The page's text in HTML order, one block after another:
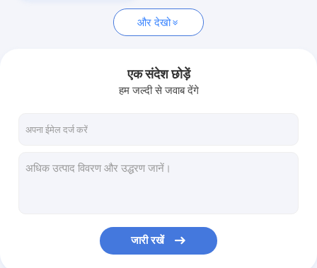
और देखो
एक संदेश छोड़ें
हम जल्दी से जवाब देंगे
जारी रखें